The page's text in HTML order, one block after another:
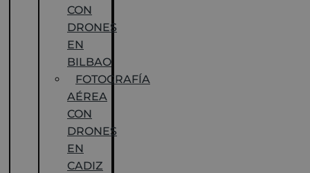
CON
DRONES
EN
BILBAO
FOTOGRAFÍA
AÉREA
CON
DRONES
EN
CADIZ